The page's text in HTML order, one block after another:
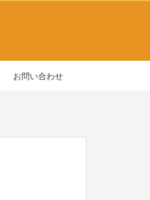
お問い合わせ